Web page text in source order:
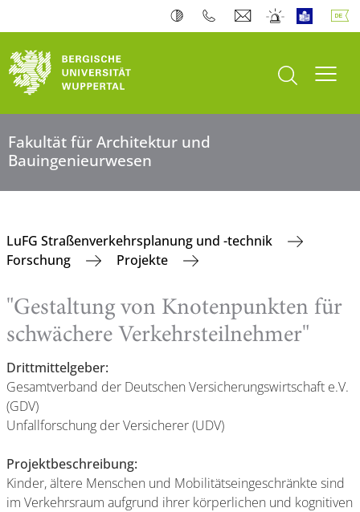
Suche öffnen
Fakultät für Architektur und
Bauingenieurwesen
LuFG Straßenverkehrsplanung und -technik
Forschung
Projekte
"Gestaltung von Knotenpunkten für
schwächere Verkehrsteilnehmer"
Drittmittelgeber:
Gesamtverband der Deutschen Versicherungswirtschaft e.V.
(GDV)
Unfallforschung der Versicherer (UDV)
Projektbeschreibung:
Kinder, ältere Menschen und Mobilitätseingeschränkte sind
im Verkehrsraum aufgrund ihrer körperlichen und kognitiven